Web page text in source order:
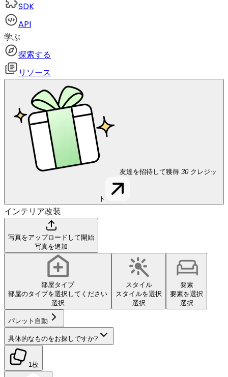
SDK
API
学ぶ
探索する
リソース
友達を招待して獲得 30 クレジッ
ト
インテリア改装
写真をアップロードして開始
写真を追加
部屋タイプ
部屋のタイプを選択してください
選択
スタイル
スタイルを選択
選択
要素
要素を選択
選択
パレット 自動
具体的なものをお探しですか?
1枚